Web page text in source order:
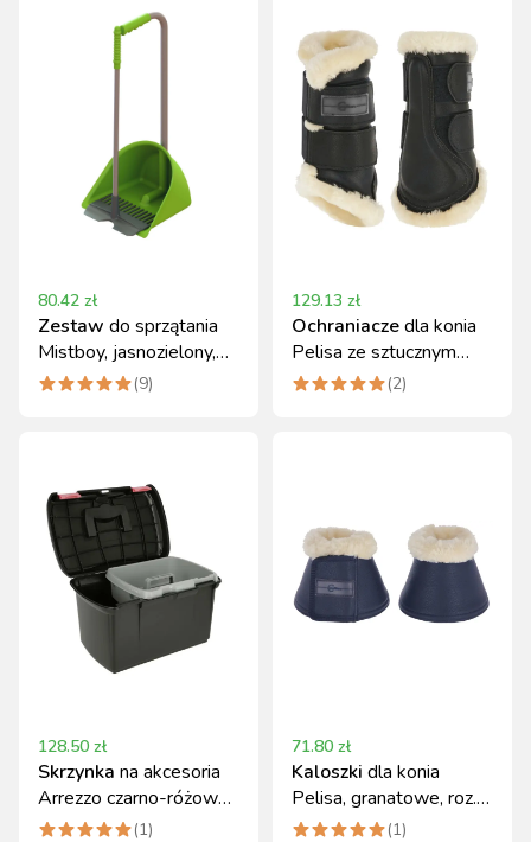
80.42 zł
Zestaw do sprzątania
Mistboy, jasnozielony,
60 cm, Kerbl
(9)
129.13 zł
Ochraniaczedla konia
Pelisa ze sztucznym
futrem Covalliero
(2)
128.50 zł
Skrzynka na akcesoria
Arrezzo czarno-różowa
Covalliero
(1)
71.80 zł
Kaloszki dla konia
Pelisa, granatowe, roz.
Cob, Covalliero
(1)